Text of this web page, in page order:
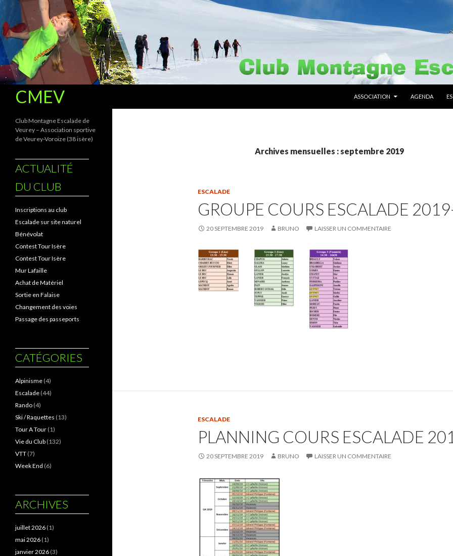
CMEV
Recherche
ASSOCIATION
AGENDA
Archives mensuelles : septembre 2019
ESCALADE
GROUPE COURS ESCALADE
20 SEPTEMBRE 2019 BRUNO LAISSER UN COMMENTAIRE
ESCALADE
PLANNING COURS ESCALADE
20 SEPTEMBRE 2019 BRUNO LAISSER UN COMMENTAIRE
Club Montagne Escalade de
Veurey – Association sportive
de Veurey-Voroize (38 isère)
ACTUALITÉ
DU CLUB
Inscriptions au club
Escalade sur site naturel
Bénévolat
Contest Tour Isère
Contest Tour Isère
Mur Lafaille
Achat de Matériel
Sortie en Falaise
Changement des voies
Passage des passeports
CATÉGORIES
Alpinisme (4)
Escalade (44)
Rando (4)
Ski / Raquettes (13)
Tour A Tour (1)
Vie du Club (132)
VTT (7)
Week End (6)
ARCHIVES
juillet 2026 (1)
mai 2026 (1)
janvier 2026 (3)